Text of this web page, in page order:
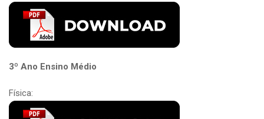
3º Ano Ensino Médio
Física: